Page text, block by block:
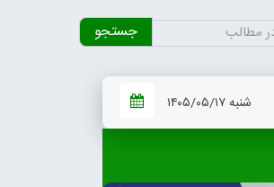
جستجو
برای:
شنبه ۱۴۰۵/۰۵/۱۷